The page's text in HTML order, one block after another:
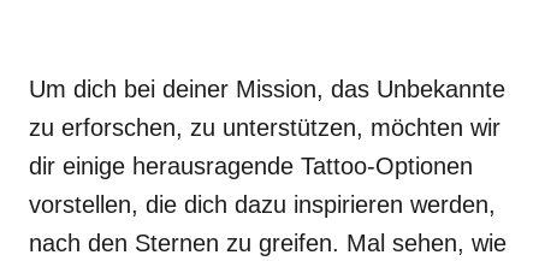
Um dich bei deiner Mission, das Unbekannte
zu erforschen, zu unterstützen, möchten wir
dir einige herausragende Tattoo-Optionen
vorstellen, die dich dazu inspirieren werden,
nach den Sternen zu greifen. Mal sehen, wie